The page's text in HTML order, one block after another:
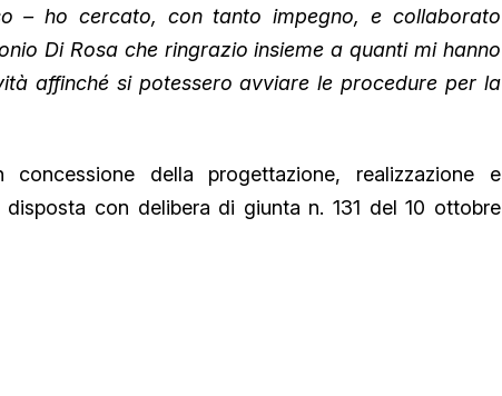
– ho cercato, con tanto impegno, e collaborato
Di Rosa che ringrazio insieme a quanti mi hanno
affinché si potessero avviare le procedure per la
concessione della progettazione, realizzazione e
con delibera di giunta n. 131 del 10 ottobre